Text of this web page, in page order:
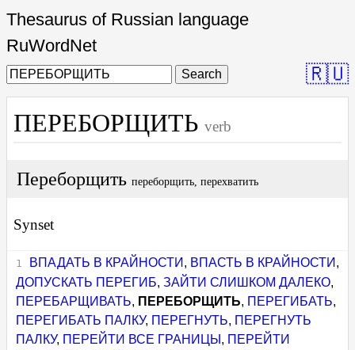
Thesaurus of Russian language
RuWordNet
Search 🇷🇺
ПЕРЕБОРЩИТЬ verb
Переборщить переборщить, перехватить
Synset
ВПАДАТЬ В КРАЙНОСТИ , ВПАСТЬ В КРАЙНОСТИ ,
ДОПУСКАТЬ ПЕРЕГИБ,ЗАЙТИ СЛИШКОМ ДАЛЕКО,
ПЕРЕБАРЩИВАТЬ, ПЕРЕБОРЩИТЬ, ПЕРЕГИБАТЬ,
ПЕРЕГИБАТЬ ПАЛКУ, ПЕРЕГНУТЬ, ПЕРЕГНУТЬ
ПАЛКУ, ПЕРЕЙТИ ВСЕ ГРАНИЦЫ , ПЕРЕЙТИ